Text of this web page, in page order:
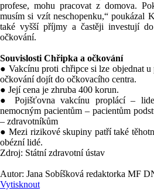
profese, mohu pracovat z domova.
musím si vzít neschopenku,“ poukázal
také vyšší příjmy a častěji investují
očkování.
Souvislosti Chřipka a očkování
● Vakcínu proti chřipce si lze objednat u
očkování dojít do očkovacího centra.
● Její cena je zhruba 400 korun.
● Pojišťovna vakcínu proplácí –
nemocným pacientům – pacientům
– zdravotníkům
● Mezi rizikové skupiny patří také
obézní lidé.
Zdroj: Státní zdravotní ústav
Autor: Jana Sobíšková redaktorka MF
Vytisknout